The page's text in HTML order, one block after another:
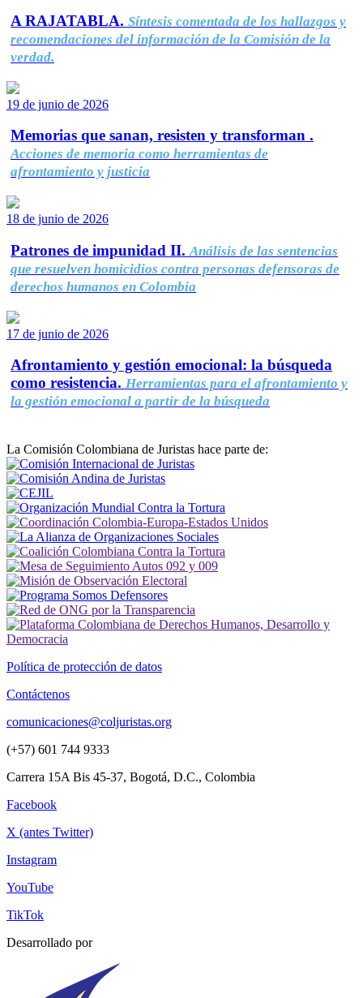
A RAJATABLA. Síntesis comentada de los hallazgos y
recomendaciones del información de la Comisión de la
verdad.
19 de junio de 2026
Memorias que sanan, resisten y transforman .
Acciones de memoria como herramientas de
afrontamiento y justicia
18 de junio de 2026
Patrones de impunidad II. Análisis de las sentencias
que resuelven homicidios contra personas defensoras de
derechos humanos en Colombia
17 de junio de 2026
Afrontamiento y gestión emocional: la búsqueda
como resistencia. Herramientas para el afrontamiento y
la gestión emocional a partir de la búsqueda
La Comisión Colombiana de Juristas hace parte de:
Política de protección de datos
Contáctenos
comunicaciones@coljuristas.org
(+57) 601 744 9333
Carrera 15A Bis 45-37, Bogotá, D.C., Colombia
Facebook
X (antes Twitter)
Instagram
YouTube
TikTok
Desarrollado por